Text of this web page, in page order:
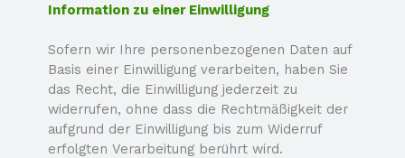
Information zu einer Einwilligung
Sofern wir Ihre personenbezogenen Daten auf
Basis einer Einwilligung verarbeiten, haben Sie
das Recht, die Einwilligung jederzeit zu
widerrufen, ohne dass die Rechtmäßigkeit der
aufgrund der Einwilligung bis zum Widerruf
erfolgten Verarbeitung berührt wird.